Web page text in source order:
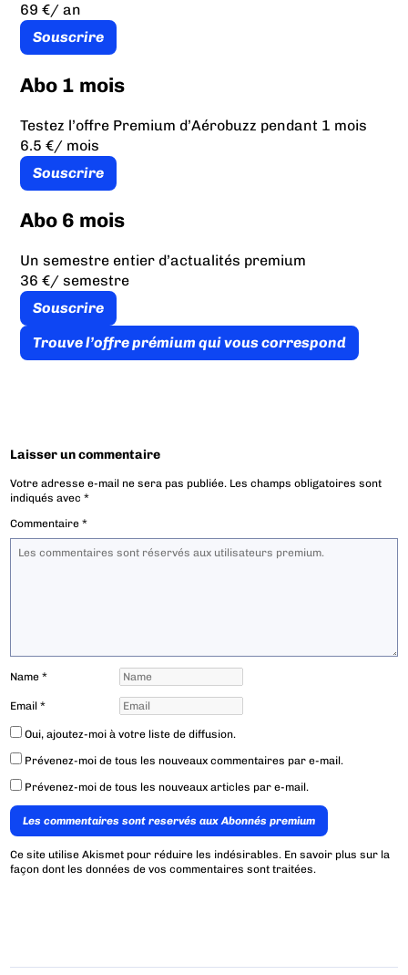
69 €/ an
Souscrire
Abo 1 mois
Testez l’offre Premium d’Aérobuzz pendant 1 mois
6.5 €/ mois
Souscrire
Abo 6 mois
Un semestre entier d’actualités premium
36 €/ semestre
Souscrire
Trouve l’offre prémium qui vous correspond
Laisser un commentaire
Votre adresse e-mail ne sera pas publiée. Les champs obligatoires sont
indiqués avec*
Commentaire*
Name*
Email*
Oui, ajoutez-moi à votre liste de diffusion.
Prévenez-moi de tous les nouveaux commentaires par e-mail.
Prévenez-moi de tous les nouveaux articles par e-mail.
Les commentaires sont reservés aux Abonnés premium
Ce site utilise Akismet pour réduire les indésirables. En savoir plus sur la
façon dont les données de vos commentaires sont traitées.